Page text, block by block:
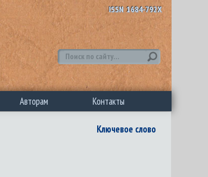
ISSN 1684-792X
Авторам Контакты
Ключевое слово